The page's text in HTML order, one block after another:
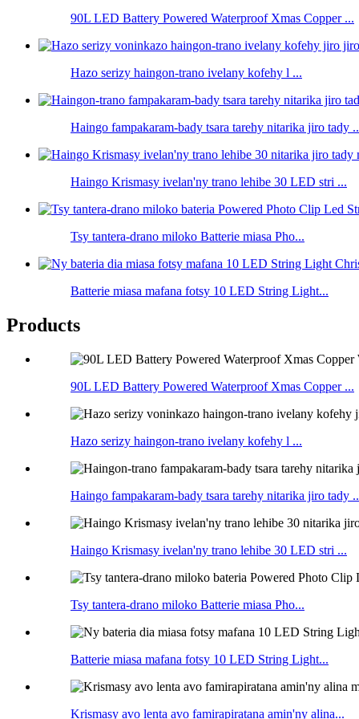
90L LED Battery Powered Waterproof Xmas Copper ...
Hazo serizy haingon-trano ivelany kofehy l ...
Haingo fampakaram-bady tsara tarehy nitarika jiro tady
Haingo Krismasy ivelan'ny trano lehibe 30 LED stri ...
Tsy tantera-drano miloko Batterie miasa Pho...
Batterie miasa mafana fotsy 10 LED String Light...
Products
90L LED Battery Powered Waterproof Xmas Copper ...
Hazo serizy haingon-trano ivelany kofehy l ...
Haingo fampakaram-bady tsara tarehy nitarika jiro tady
Haingo Krismasy ivelan'ny trano lehibe 30 LED stri ...
Tsy tantera-drano miloko Batterie miasa Pho...
Batterie miasa mafana fotsy 10 LED String Light...
Krismasy avo lenta avo famirapiratana amin'ny alina...